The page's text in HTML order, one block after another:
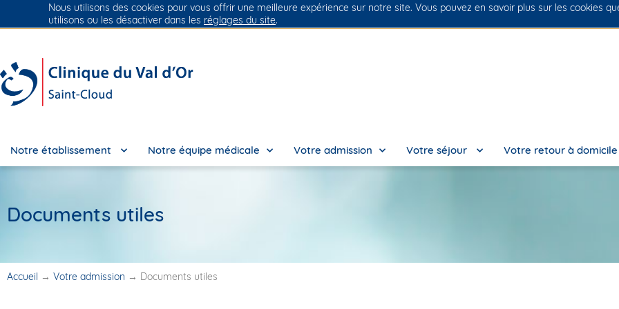
Groupe Vivalto Santé Entre nous, la vie
Notre établissement Notre équipe médicale Votre admission Votre séjour Votre retour à domicile
Documents utiles
Accueil → Votre admission → Documents utiles
Nous utilisons des cookies pour vous offrir une meilleure expérience sur notre site. Vous pouvez en savoir plus sur les cookies
utilisons ou les désactiver dans les réglages du site.